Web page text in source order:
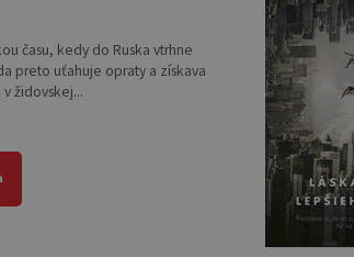
času, kedy do Ruska vtrhne
preto uťahuje opraty a získava
židovskej...